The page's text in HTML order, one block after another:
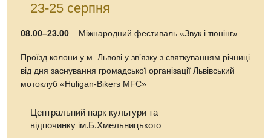
23-25 серпня
08.00–23.00 – Міжнародний фестиваль «Звук і тюнінг»
Проїзд колони у м. Львові у зв’язку з святкуванням річниці
від дня заснування громадської організації Львівський
мотоклуб «Huligan-Bikers MFC»
Центральний парк культури та
відпочинку ім.Б.Хмельницького